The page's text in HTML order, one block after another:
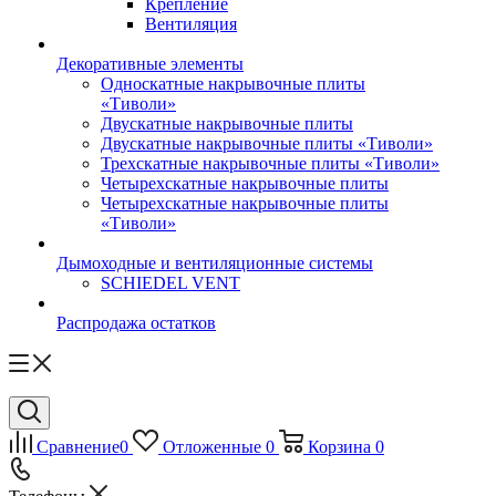
Крепление
Вентиляция
Декоративные элементы
Односкатные накрывочные плиты
«Тиволи»
Двускатные накрывочные плиты
Двускатные накрывочные плиты «Тиволи»
Трехскатные накрывочные плиты «Тиволи»
Четырехскатные накрывочные плиты
Четырехскатные накрывочные плиты
«Тиволи»
Дымоходные и вентиляционные системы
SCHIEDEL VENT
Распродажа остатков
Сравнение0 Отложенные 0 Корзина 0